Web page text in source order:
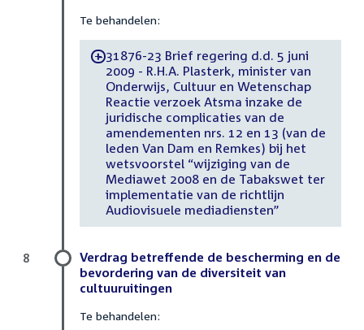
Te behandelen:
-31876-23 Brief regering d.d. 5 juni
2009 - R.H.A. Plasterk, minister van
Onderwijs, Cultuur en Wetenschap
Reactie verzoek Atsma inzake de
juridische complicaties van de
amendementen nrs. 12 en 13 (van de
leden Van Dam en Remkes) bij het
wetsvoorstel “wijziging van de
Mediawet 2008 en de Tabakswet ter
implementatie van de richtlijn
Audiovisuele mediadiensten”
Verdrag betreffende de bescherming en de
bevordering van de diversiteit van
cultuuruitingen
Te behandelen:
8